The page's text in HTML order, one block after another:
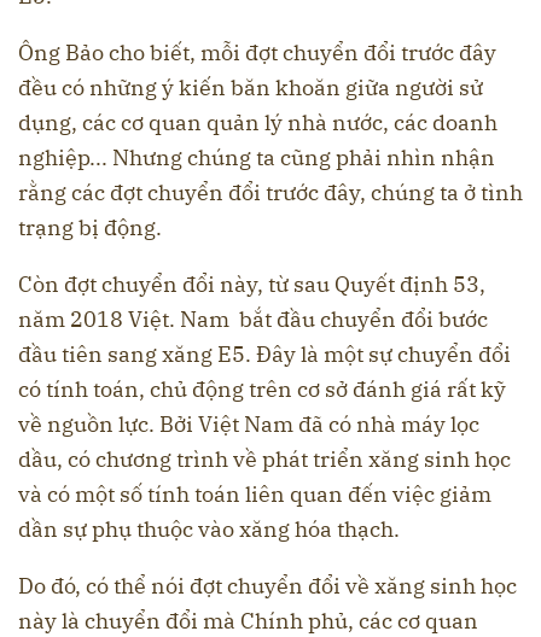
Ông Bảo cho biết, mỗi đợt chuyển đổi trước đây
đều có những ý kiến băn khoăn giữa người sử
dụng, các cơ quan quản lý nhà nước, các doanh
nghiệp... Nhưng chúng ta cũng phải nhìn nhận
rằng các đợt chuyển đổi trước đây, chúng ta ở tình
trạng bị động.
Còn đợt chuyển đổi này, từ sau Quyết định 53,
năm 2018 Việt. Nam bắt đầu chuyển đổi bước
đầu tiên sang xăng E5. Đây là một sự chuyển đổi
có tính toán, chủ động trên cơ sở đánh giá rất kỹ
về nguồn lực. Bởi Việt Nam đã có nhà máy lọc
dầu, có chương trình về phát triển xăng sinh học
và có một số tính toán liên quan đến việc giảm
dần sự phụ thuộc vào xăng hóa thạch.
Do đó, có thể nói đợt chuyển đổi về xăng sinh học
này là chuyển đổi mà Chính phủ, các cơ quan